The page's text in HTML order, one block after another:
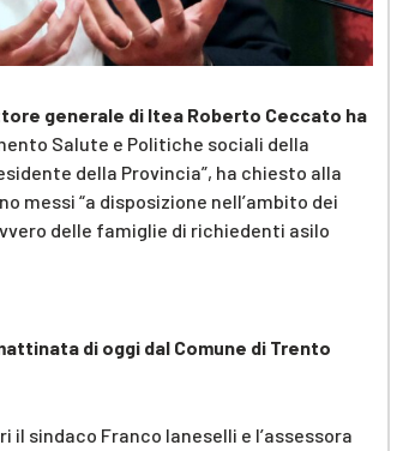
generale di Itea Roberto Ceccato ha
Salute e Politiche sociali della
della Provincia”, ha chiesto alla
messi “a disposizione nell’ambito dei
delle famiglie di richiedenti asilo
di oggi dal Comune di Trento
sindaco Franco Ianeselli e l’assessora